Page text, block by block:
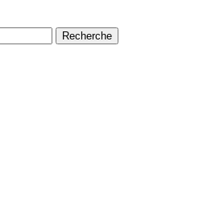
Recherche